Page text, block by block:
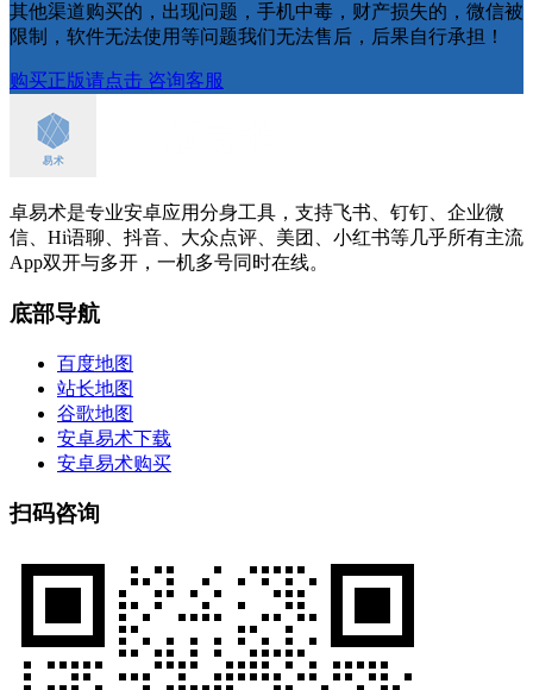
其他渠道购买的，出现问题，手机中毒，财产损失的，微信被
限制，软件无法使用等问题我们无法售后，后果自行承担！
购买正版请点击 咨询客服
卓易术是专业安卓应用分身工具，支持飞书、钉钉、企业微
信、Hi语聊、抖音、大众点评、美团、小红书等几乎所有主流
App双开与多开，一机多号同时在线。
底部导航
百度地图
站长地图
谷歌地图
安卓易术下载
安卓易术购买
扫码咨询